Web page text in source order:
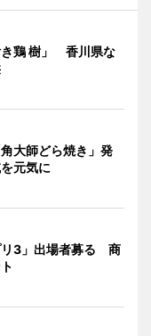
き鶏 樹」 香川県な
大師どら焼き」発
元気に
リ3」出場者募る 商